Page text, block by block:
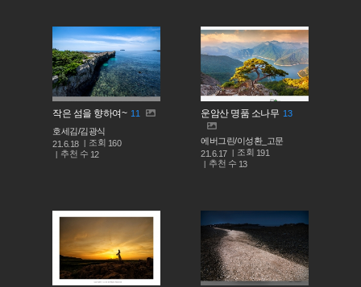
작은 섬을 향하여~ 11
호세김/김광식
21.6.18
조회 160
추천 수 12
운암산 명품 소나무 13
에버그린/이성환_고문
21.6.17
조회 191
추천 수 13